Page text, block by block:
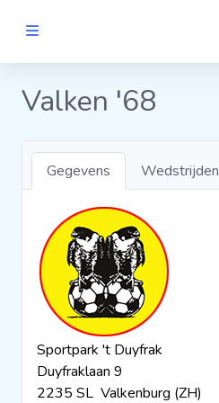
Wedstrijden
Statistieken
Voetbalpiramide
Links
VROUWEN
Valken '68
Gegevens Wedstrijden
Sportpark 't Duyfrak
Duyfraklaan 9
2235 SL Valkenburg (ZH)